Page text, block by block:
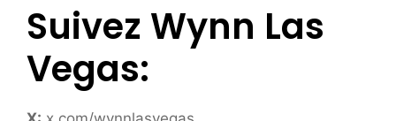
Suivez Wynn Las
Vegas: